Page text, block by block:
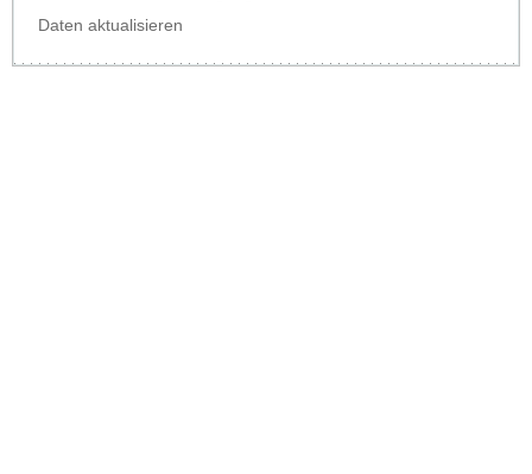
Daten aktualisieren